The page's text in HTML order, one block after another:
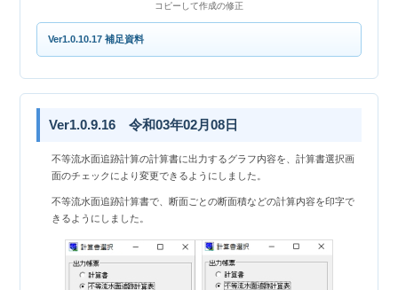
コピーして作成の修正
Ver1.0.10.17 補足資料
Ver1.0.9.16 令和03年02月08日
不等流水面追跡計算の計算書に出力するグラフ内容を、計算書選択画
面のチェックにより変更できるようにしました。
不等流水面追跡計算書で、断面ごとの断面積などの計算内容を印字で
きるようにしました。